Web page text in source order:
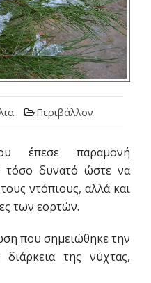
Περιβάλλον
έπεσε παραμονή
τόσο δυνατό ώστε να
ντόπιους, αλλά και
των εορτών.
που σημειώθηκε την
της νύχτας,